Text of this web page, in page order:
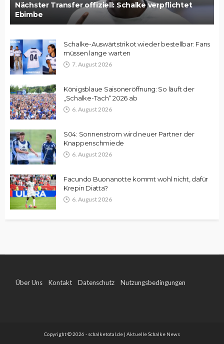
Nächster Transfer offiziell: Schalke verpflichtet
Ebimbe
Schalke-Auswärtstrikot wieder bestellbar: Fans
müssen lange warten
7. August 2026
Königsblaue Saisoneröffnung: So läuft der
„Schalke-Tach“ 2026 ab
6. August 2026
S04: Sonnenstrom wird neuer Partner der
Knappenschmiede
6. August 2026
Facundo Buonanotte kommt wohl nicht, dafür
Krepin Diatta?
6. August 2026
Über Uns Kontakt Datenschutz Nutzungsbedingungen
Copyright © 2026 - schalketotal.de | Aktuelle Schalke News